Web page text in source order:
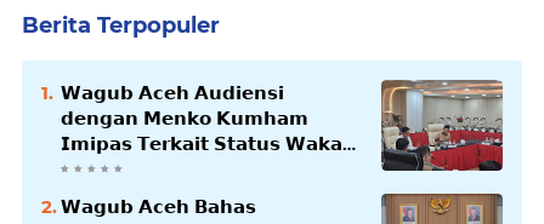
Berita Terpopuler
𝗪𝗮𝗴𝘂𝗯 𝗔𝗰𝗲𝗵 𝗔𝘂𝗱𝗶𝗲𝗻𝘀𝗶
𝗱𝗲𝗻𝗴𝗮𝗻 𝗠𝗲𝗻𝗸𝗼 𝗞𝘂𝗺𝗵𝗮𝗺
𝗜𝗺𝗶𝗽𝗮𝘀 𝗧𝗲𝗿𝗸𝗮𝗶𝘁 𝗦𝘁𝗮𝘁𝘂𝘀 𝗪𝗮𝗸𝗮𝗳
𝗕𝗹𝗮𝗻𝗴𝗽𝗮𝗱𝗮𝗻𝗴
𝗪𝗮𝗴𝘂𝗯 𝗔𝗰𝗲𝗵 𝗕𝗮𝗵𝗮𝘀